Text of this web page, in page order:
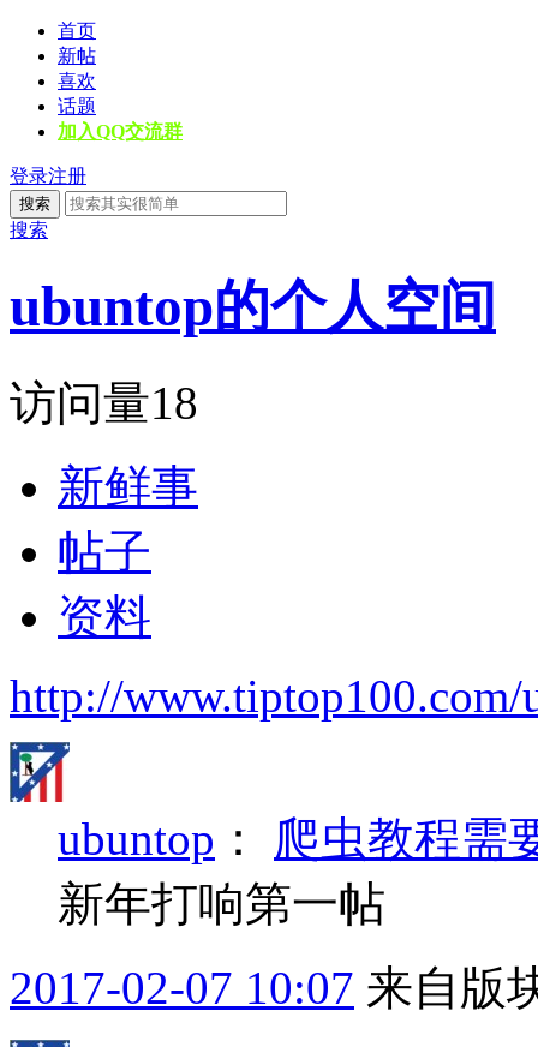
首页
新帖
喜欢
话题
加入QQ交流群
登录注册
搜索
搜索
ubuntop的个人空间
访问量18
新鲜事
帖子
资料
http://www.tiptop100.com/
ubuntop ： 爬虫教程需
新年打响第一帖
2017-02-07 10:07 来自版